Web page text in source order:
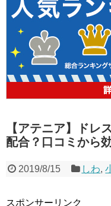
【アテニア】ドレ
配合？口コミから
2019/8/15 しわ,
スポンサーリンク